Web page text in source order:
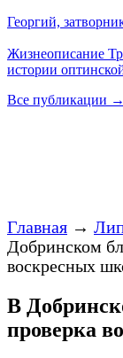
Георгий,
Жизнеописание
истории
Все публикации →
Главная →
Добринском
воскресных
В
проверка